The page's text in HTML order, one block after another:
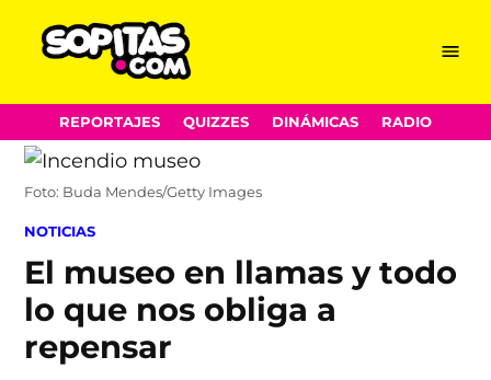
Skip
to
content
Menu
REPORTAJES QUIZZES DINÁMICAS RADIO
Foto: Buda Mendes/Getty Images
POSTED
NOTICIAS
El museo en llamas y todo
lo que nos obliga a
repensar